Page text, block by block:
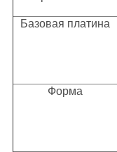
Базовая платина
Форма